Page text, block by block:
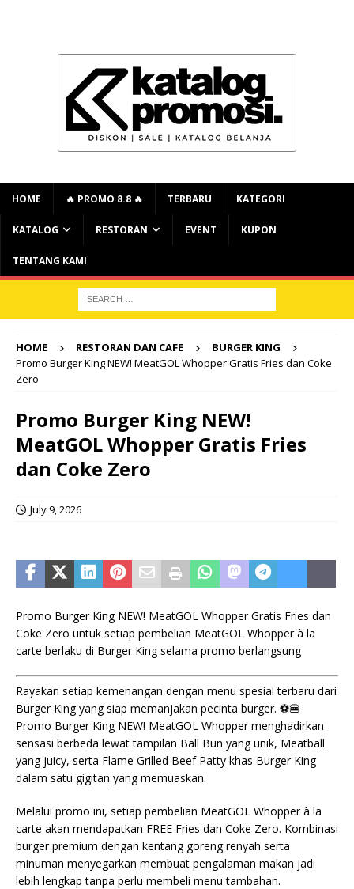
HOME 🔥 PROMO 8.8 🔥 TERBARU KATEGORI
KATALOG RESTORAN EVENT KUPON
TENTANG KAMI
HOME RESTORAN DAN CAFE
BURGER KING
Promo Burger King NEW! MeatGOL Whopper Gratis Fries dan Coke
Zero
Promo Burger King NEW!
MeatGOL Whopper Gratis Fries
dan Coke Zero
July 9, 2026
Promo Burger King NEW! MeatGOL Whopper Gratis Fries dan
Coke Zero untuk setiap pembelian MeatGOL Whopper à la
carte berlaku di Burger King selama promo berlangsung
Rayakan setiap kemenangan dengan menu spesial terbaru dari
Burger King yang siap memanjakan pecinta burger. ⚽🍔
Promo Burger King NEW! MeatGOL Whopper menghadirkan
sensasi berbeda lewat tampilan Ball Bun yang unik, Meatball
yang juicy, serta Flame Grilled Beef Patty khas Burger King
dalam satu gigitan yang memuaskan.
Melalui promo ini, setiap pembelian MeatGOL Whopper à la
carte akan mendapatkan FREE Fries dan Coke Zero. Kombinasi
burger premium dengan kentang goreng renyah serta
minuman menyegarkan membuat pengalaman makan jadi
lebih lengkap tanpa perlu membeli menu tambahan.